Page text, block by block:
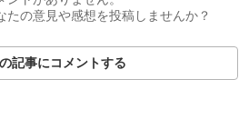
たの意見や感想を投稿しませんか？
記事にコメントする